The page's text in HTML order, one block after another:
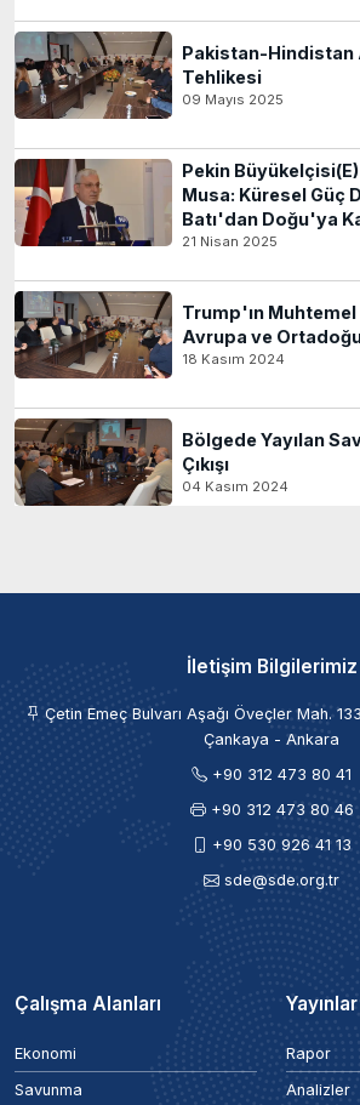
Pakistan-Hindistan
Tehlikesi
09 Mayıs 2025
Pekin
Musa: Küresel Güç
Batı'dan Doğu'ya
21 Nisan 2025
Trump'ın Muhtemel
Avrupa ve
18 Kasım 2024
Bölgede Yayılan
Çıkışı
04 Kasım 2024
İletişim Bilgilerimiz
Çetin Emeç Bulvarı Aşağı Öveçler Mah.
Çankaya - Ankara
+90 312 473 80 41
+90 312 473 80 46
+90 530 926 41 13
sde@sde.org.tr
Çalışma Alanları
Ekonomi
Savunma
Yayınlar
Rapor
Analizler